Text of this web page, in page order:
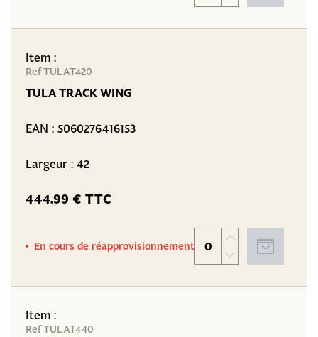
Item :
Ref TULAT420
TULA TRACK WING
EAN : 5060276416153
Largeur : 42
444.99 € TTC
En cours de réapprovisionnement
Item :
Ref TULAT440